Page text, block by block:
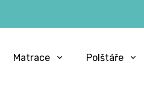
Matrace Polštáře